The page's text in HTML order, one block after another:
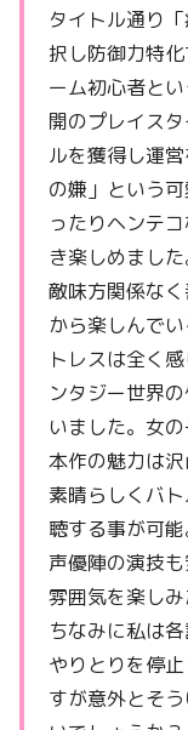
タイトル通り
択し防御力特
ーム初心者と
開のプレイス
ルを獲得し運
の嫌」という
ったりヘンテ
き楽しめました
敵味方関係な
から楽しんで
トレスは全く
ンタジー世界
いました。女
本作の魅力は
素晴らしくバ
聴する事が可能
声優陣の演技
雰囲気を楽し
ちなみに私は
やりとりを停
すが意外とそ